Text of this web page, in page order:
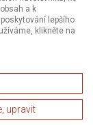
a k
lepšího
klikněte na
upravit